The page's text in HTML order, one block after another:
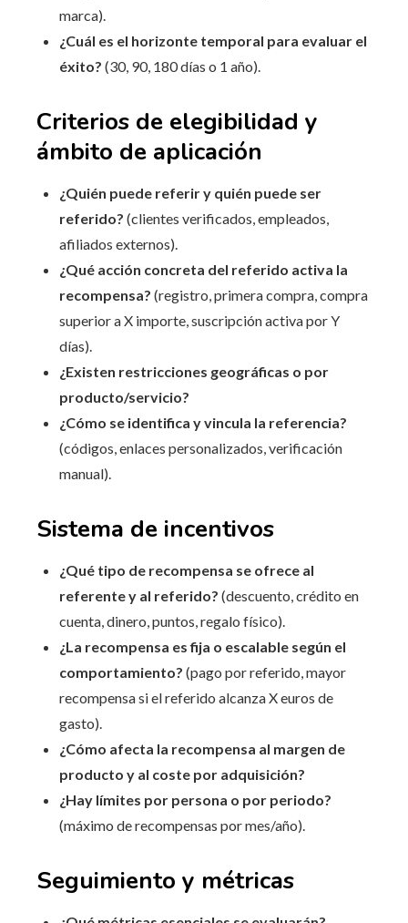
marca).
¿Cuál es el horizonte temporal para evaluar el
éxito? (30, 90, 180 días o 1 año).
Criterios de elegibilidad y
ámbito de aplicación
¿Quién puede referir y quién puede ser
referido? (clientes verificados, empleados,
afiliados externos).
¿Qué acción concreta del referido activa la
recompensa? (registro, primera compra, compra
superior a X importe, suscripción activa por Y
días).
¿Existen restricciones geográficas o por
producto/servicio?
¿Cómo se identifica y vincula la referencia?
(códigos, enlaces personalizados, verificación
manual).
Sistema de incentivos
¿Qué tipo de recompensa se ofrece al
referente y al referido? (descuento, crédito en
cuenta, dinero, puntos, regalo físico).
¿La recompensa es fija o escalable según el
comportamiento? (pago por referido, mayor
recompensa si el referido alcanza X euros de
gasto).
¿Cómo afecta la recompensa al margen de
producto y al coste por adquisición?
¿Hay límites por persona o por periodo?
(máximo de recompensas por mes/año).
Seguimiento y métricas